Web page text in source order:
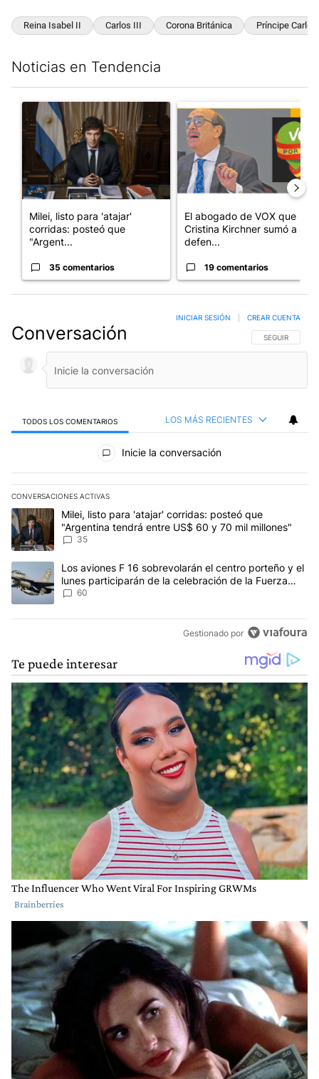
Reina Isabel II Carlos III Corona Británica Príncipe Carlos
Noticias en Tendencia
Un artículo de tendencia con el título "Milei, listo para 'atajar'
Milei, listo para 'atajar'
corridas: posteó que
"Argent...
35 comentarios
Un artículo de tendencia con
El abogado de VOX que
Cristina Kirchner sumó a su
defen...
19 comentarios
Conversación SIGA ESTA
SEGUIR
INICIAR SESIÓN CREAR CUENTA
TODOS LOS COMENTARIOS LOS MÁS RECIENTES
Todos los comentarios
Inicie la conversación
CONVERSACIONES ACTIVAS
Este listado muestra los artículos con más comentarios en los
Un artículo de tendencia con el título "Milei, listo para 'atajar'
Milei, listo para 'atajar' corridas: posteó que
"Argentina tendrá entre US$ 60 y 70 mil millones"
35
Un artículo de tendencia con el título "Los aviones F 16
Los aviones F 16 sobrevolarán el centro porteño y el
lunes participarán de la celebración de la Fuerza
Aérea
60
Gestionado por